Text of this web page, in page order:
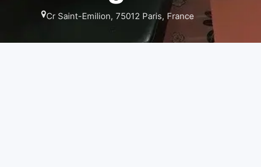
Cr Saint-Emilion, 75012 Paris, France